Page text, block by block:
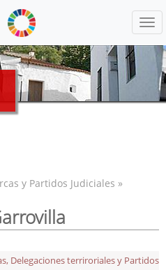
y Partidos Judiciales »
Delegaciones terriroriales y Partidos